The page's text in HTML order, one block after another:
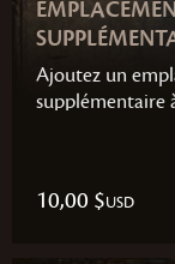
Ajoutez un
supplémentaire
10,00 $USD